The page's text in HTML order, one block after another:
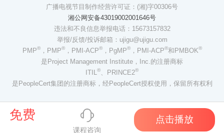
免费
课程咨询
点击播放
广播电视节目制作经营许可证：(湘)字00306号
湘公网安备43019002001646号
违法和不良信息举报电话：15673157832
举报/反馈/投诉邮箱：ujigu@ujigu.com
PMP®，PMP®，PMI-ACP®，PgMP®，PMI-ACP®和PMBOK®
是Project Management Institute，Inc.的注册商标
ITIL
® 、PRINCE2®
是PeopleCert集团的注册商标，经PeopleCert授权使用，保留所有权利